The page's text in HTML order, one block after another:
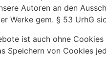
Autoren an den
Werke gem. § 53 UrhG
ist auch ohne
Speichern von Cookies